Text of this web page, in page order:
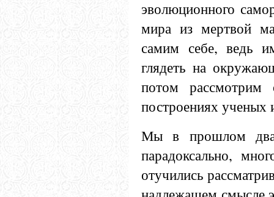
эволюционного
мира из мертвой
самим себе, ведь
глядеть на
потом рассмотрим
построениях ученых
Мы в прошлом
парадоксально,
отучились